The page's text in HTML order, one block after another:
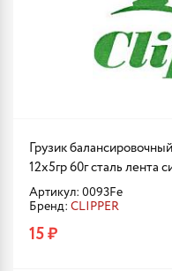
Грузик
12х5гр 60г сталь лента
Артикул: 0093Fe
Бренд: CLIPPER
15 ₽